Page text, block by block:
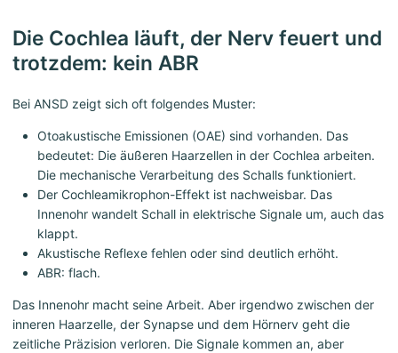
Die Cochlea läuft, der Nerv feuert und
trotzdem: kein ABR
Bei ANSD zeigt sich oft folgendes Muster:
Otoakustische Emissionen (OAE) sind vorhanden. Das
bedeutet: Die äußeren Haarzellen in der Cochlea arbeiten.
Die mechanische Verarbeitung des Schalls funktioniert.
Der Cochleamikrophon-Effekt ist nachweisbar. Das
Innenohr wandelt Schall in elektrische Signale um, auch das
klappt.
Akustische Reflexe fehlen oder sind deutlich erhöht.
ABR: flach.
Das Innenohr macht seine Arbeit. Aber irgendwo zwischen der
inneren Haarzelle, der Synapse und dem Hörnerv geht die
zeitliche Präzision verloren. Die Signale kommen an, aber